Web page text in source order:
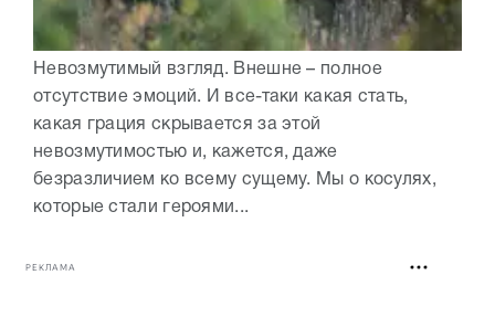
Невозмутимый взгляд. Внешне – полное
отсутствие эмоций. И все-таки какая стать,
какая грация скрывается за этой
невозмутимостью и, кажется, даже
безразличием ко всему сущему. Мы о косулях,
которые стали героями...
РЕКЛАМА